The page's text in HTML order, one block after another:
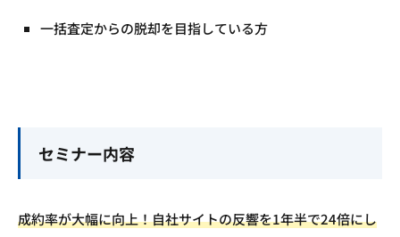
一括査定からの脱却を目指している方
セミナー内容
成約率が大幅に向上！自社サイトの反響を1年半で24倍にし